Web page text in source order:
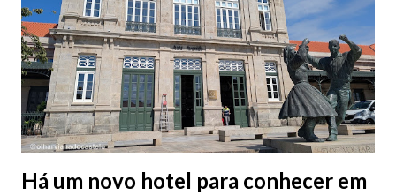
Há um novo hotel para conhecer em